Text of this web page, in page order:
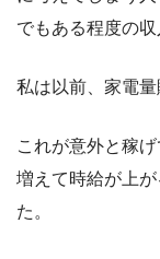
でもある程度の
私は以前、家電量
これが意外と稼
増えて時給が上
た。